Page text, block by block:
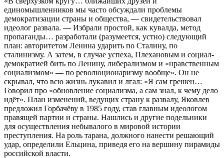
единомышленников мы часто обсуждали проблемы
демократизации страны и общества, — свидетельствовал
идеолог развала. — Избрали простой, как кувалда, метод
пропаганды… разработали (разумеется, устно) следующий
план: авторитетом Ленина ударить по Сталину, по
сталинизму. А затем, в случае успеха, Плехановым и социал-
демократией бить по Ленину, либерализмом и «нравственным
социализмом» — по революционаризму вообще». Он не
скрывал, что всю жизнь лукавил и лгал: «Я сам грешен…
Говорил про «обновление социализма, а сам знал, к чему дело
идёт». План изменений, ведущих страну к развалу, Яковлев
предложил Горбачёву в 1985 году, став главным идеологом
правящей партии и страны. Нашлись и другие подельники
для осуществления небывалого в мировой истории
преступления. На роль тарана, должного нанести решающий
удар, определили Ельцина, приведя его на вершину пирамиды
российской власти.